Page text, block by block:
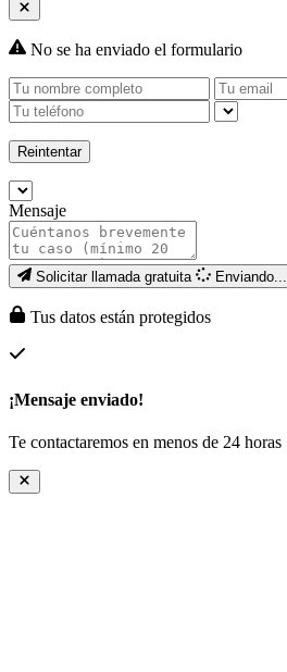
No se ha enviado el formulario
Reintentar
Mensaje
Solicitar llamada gratuita Enviando...
Tus datos están protegidos
¡Mensaje enviado!
Te contactaremos en menos de 24 horas